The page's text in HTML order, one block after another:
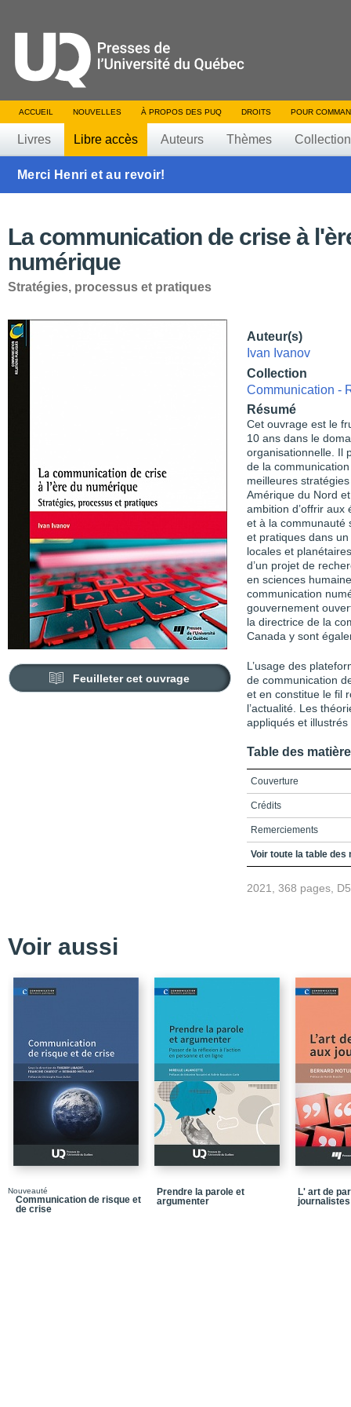
ACCUEIL NOUVELLES À PROPOS DES PUQ DROITS POUR
Livres Libre accès Auteurs Thèmes
Merci Henri et au revoir!
La communication de crise à
numérique
Stratégies, processus et pratiques
Feuilleter cet ouvrage
Auteur(s)
Ivan Ivanov
Collection
Communication -
Résumé
Cet ouvrage est le
10 ans dans le
organisationnelle. Il
de la
meilleures
Amérique du Nord
ambition d’offrir
et à la communauté
et pratiques dans
locales et
d’un projet de
en sciences
communication
gouvernement
la directrice de la
Canada y sont
L’usage des
de communication
et en constitue le fil
l’actualité. Les
appliqués et
Table des
Couverture
Crédits
Remerciements
Table des matières
Chapitre 1 - LA
ÉPISODES
Étude de cas 1 - La
Références
Chapitre 2 - LES
COMMUNICATION DE
Résumé
Conclusion
Voir toute la table des
2021, 368 pages,
Voir aussi
Nouveauté
Communication de risque et
de crise
Prendre la parole et
argumenter
L' art de
journalistes